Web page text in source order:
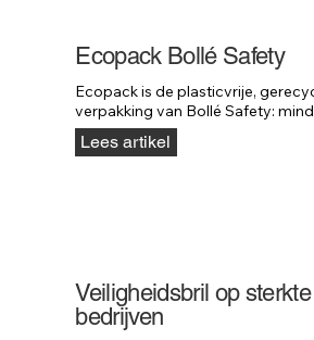
Ecopack Bollé Safety
Ecopack is de plasticvrije,
verpakking van Bollé Safety:
gewicht en dezelfde stuksprijs als
Lees artikel
Veiligheidsbril op
bedrijven